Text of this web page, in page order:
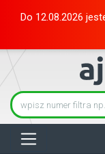
Do 12.08.2026